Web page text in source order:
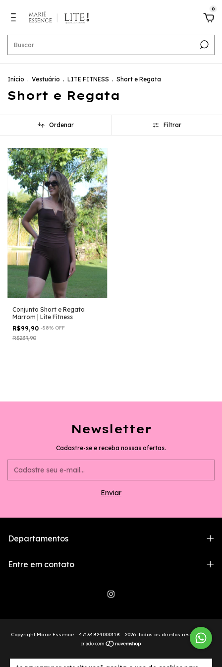
0
Início . Vestuário . LITE FITNESS . Short e Regata
Short e Regata
Ordenar Filtrar
Conjunto Short e Regata
Marrom | Lite Fitness
R$99,90 -58% OFF
R$239,90
Newsletter
Cadastre-se e receba nossas ofertas.
Departamentos
Entre em contato
Copyright Mariê Essence - 47134824000118 - 2026. Todos os direitos reservados.